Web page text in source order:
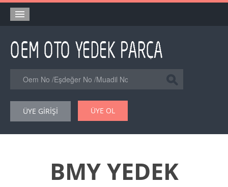
Orjinal Yedek Parça
Eşdeğer Muadil Yedek Parça
Şase Numarası VIN Yedekparça Sorgulama
Hakkımızda
ÜYE GİRİŞİ ÜYE OL
BMY YEDEK